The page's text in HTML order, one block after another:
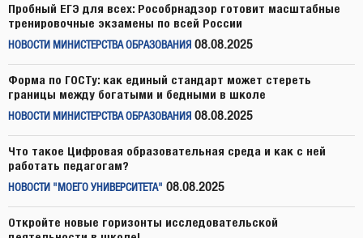
Пробный ЕГЭ для всех: Рособрнадзор готовит масштабные
тренировочные экзамены по всей России
НОВОСТИ МИНИСТЕРСТВА ОБРАЗОВАНИЯ 08.08.2025
Форма по ГОСТу: как единый стандарт может стереть
границы между богатыми и бедными в школе
НОВОСТИ МИНИСТЕРСТВА ОБРАЗОВАНИЯ 08.08.2025
Что такое Цифровая образовательная среда и как с ней
работать педагогам?
НОВОСТИ "МОЕГО УНИВЕРСИТЕТА" 08.08.2025
Откройте новые горизонты исследовательской